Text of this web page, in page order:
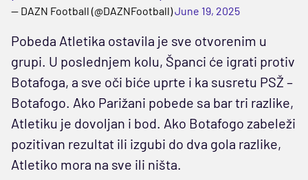
— DAZN Football (@DAZNFootball)June 19, 2025
Pobeda Atletika ostavila je sve otvorenim u
grupi. U poslednjem kolu, Španci će igrati protiv
Botafoga, a sve oči biće uprte i ka susretu PSŽ –
Botafogo. Ako Parižani pobede sa bar tri razlike,
Atletiku je dovoljan i bod. Ako Botafogo zabeleži
pozitivan rezultat ili izgubi do dva gola razlike,
Atletiko mora na sve ili ništa.